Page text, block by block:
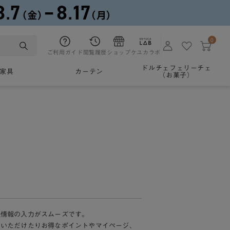
ご利用ガイド 閲覧履歴 ショップケユカラボ
0
家具 カーテン
ドルチェフェリーチェ
（お菓子）
報の入力がスムーズです。
ただけたりお得なポイントやマイページ、